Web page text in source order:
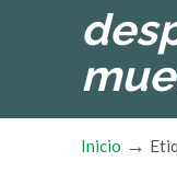
Inicio →